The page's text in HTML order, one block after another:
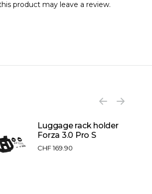
product may leave a review.
Luggage rack holder
Forza 3.0 Pro S
CHF169.90